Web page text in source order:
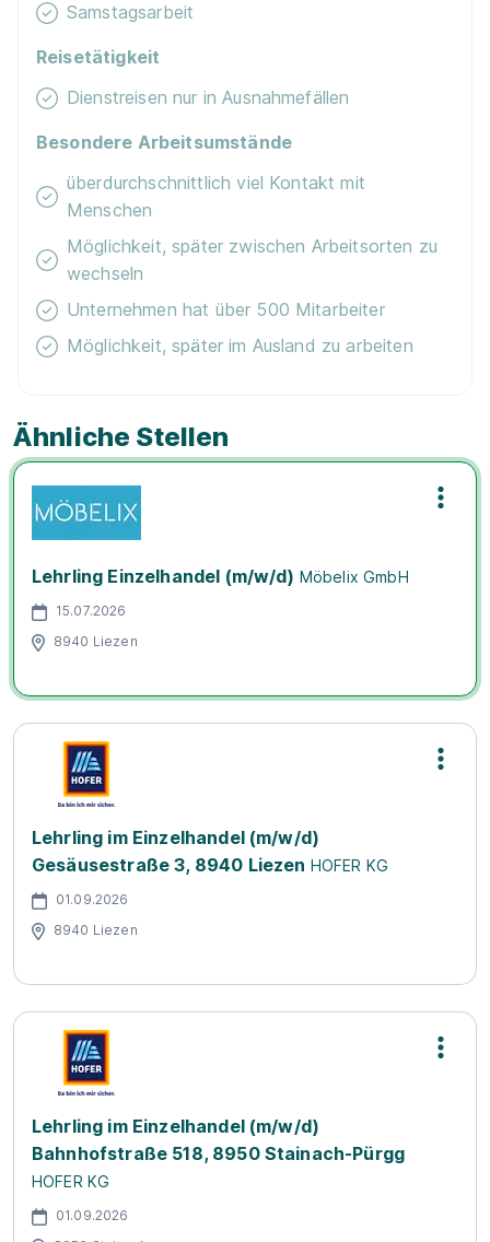
Ähnliche Stellen
Lehrling Einzelhandel (m/w/d) Möbelix GmbH
15.07.2026
8940 Liezen
Lehrling im Einzelhandel (m/w/d)
Gesäusestraße 3, 8940 Liezen HOFER KG
01.09.2026
8940 Liezen
Lehrling im Einzelhandel (m/w/d)
Bahnhofstraße 518, 8950 Stainach-Pürgg
HOFER KG
01.09.2026
Samstagsarbeit
Reisetätigkeit
Dienstreisen nur in Ausnahmefällen
Besondere Arbeitsumstände
überdurchschnittlich viel Kontakt mit
Menschen
Möglichkeit, später zwischen Arbeitsorten zu
wechseln
Unternehmen hat über 500 Mitarbeiter
Möglichkeit, später im Ausland zu arbeiten